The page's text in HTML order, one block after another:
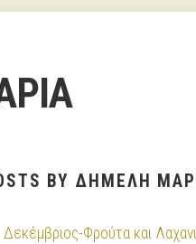
BY ΔΗΜΕΛΗ
Δεκέμβριος-Φρούτα και